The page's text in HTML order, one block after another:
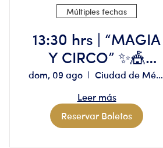
Múltiples fechas
13:30 hrs | “MAGIA
Y CIRCO” ✨🎪
Aforo limitado,
reserva solo si
tienes
disponibilidad
dom, 09 ago
Ciudad de México
Leer más
Reservar Boletos